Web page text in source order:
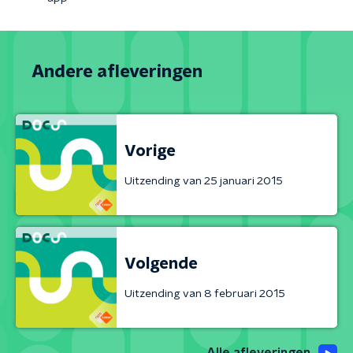
Andere afleveringen
Vorige
Uitzending van 25 januari 2015
Volgende
Uitzending van 8 februari 2015